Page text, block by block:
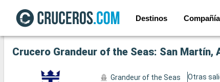
Destinos
Ver las 49 fotos siguientes
Crucero Grandeur of the Seas: San Martín,
Grandeur of the Seas
Otras